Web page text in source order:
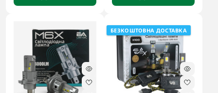
БЕЗКОШТОВНА ДОСТАВКА